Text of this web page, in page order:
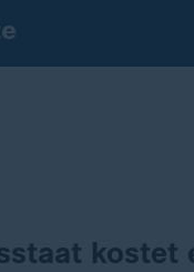
kostet